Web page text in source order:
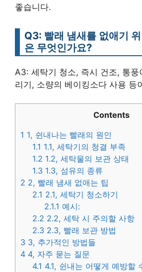
좋습니다.
Q3: 빨래 냄새를 없애기
은 무엇인가요?
A3: 세탁기 청소, 즉시 건조, 통풍
리기, 소량의 베이킹소다 사용 등
Contents
1 1, 쉰내나는 빨래의 원인
1.1 1.1, 세탁기의 청결 부족
1.2 1.2, 세탁물의 보관 상태
1.3 1.3, 섬유의 종류
2 2, 빨래 냄새 없애는 팁
2.1 2.1, 세탁기 청소하기
2.1.1 예시:
2.2 2.2, 세탁 시 주의할 사항
2.3 2.3, 빨래 보관 방법
3 3, 추가적인 방법들
4 4, 자주 묻는 질문
4.1 4.1, 쉰내는 어떻게 예방할